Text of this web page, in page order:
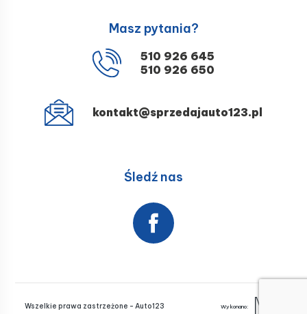
Masz pytania?
510 926 645
510 926 650
kontakt@sprzedajauto123.pl
Śledź nas
Wszelkie prawa zastrzeżone - Auto123 Wykonano: